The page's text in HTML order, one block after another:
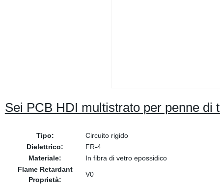
Sei PCB HDI multistrato per penne di
Tipo:
Circuito rigido
Dielettrico:
FR-4
Materiale:
In fibra di vetro epossidico
Flame Retardant
Proprietà:
V0